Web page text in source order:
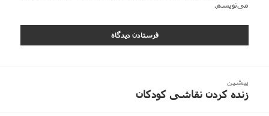
می‌نویسم.
نوشته
پیشین
نوشته
زنده کردن نقاشی کودکان